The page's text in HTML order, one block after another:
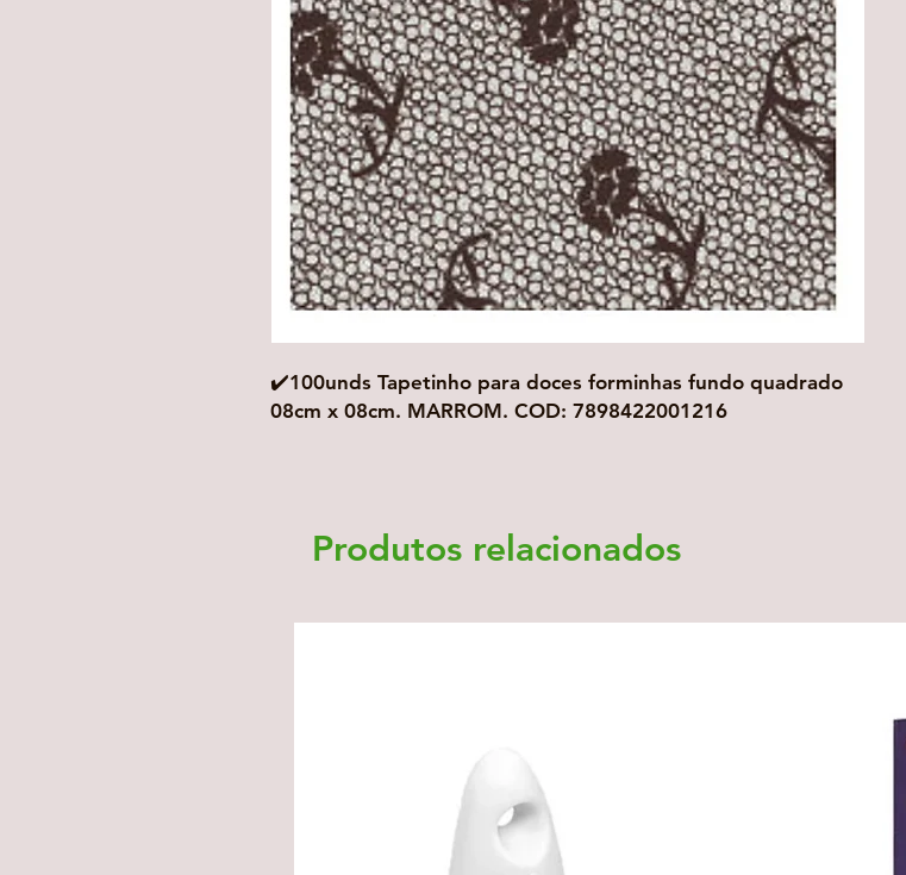
✔️100unds Tapetinho para doces forminhas fundo quadrado
08cm x 08cm. MARROM. COD: 7898422001216
Produtos relacionados